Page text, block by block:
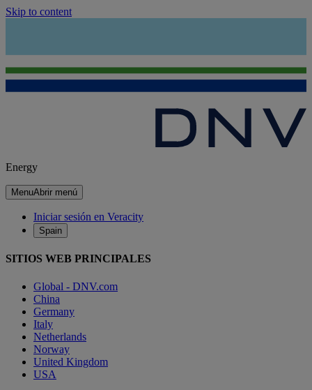
Skip to content
Energy
MenuAbrir menú
Iniciar sesión en Veracity
Spain
SITIOS WEB PRINCIPALES
Global - DNV.com
China
Germany
Italy
Netherlands
Norway
United Kingdom
USA